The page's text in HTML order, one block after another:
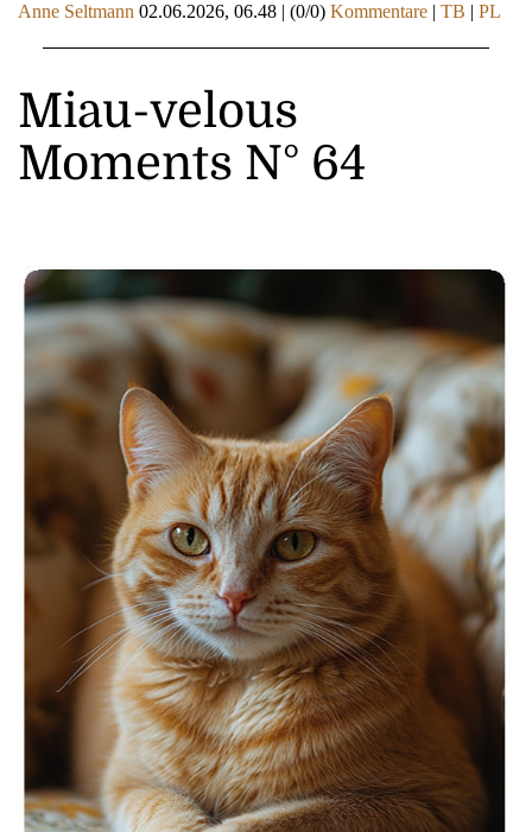
Anne Seltmann 02.06.2026, 06.48 | (0/0) Kommentare | TB | PL
Miau-velous
Moments N° 64